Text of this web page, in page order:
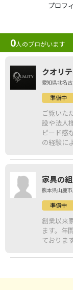
プロフ
0人のプロがいます
クオリテ
愛知県北名
準備中
ご覧いただき
設や法人
ピード感
の経験によ
家具の
熊本県山鹿
準備中
創業以来
ます。年
ております